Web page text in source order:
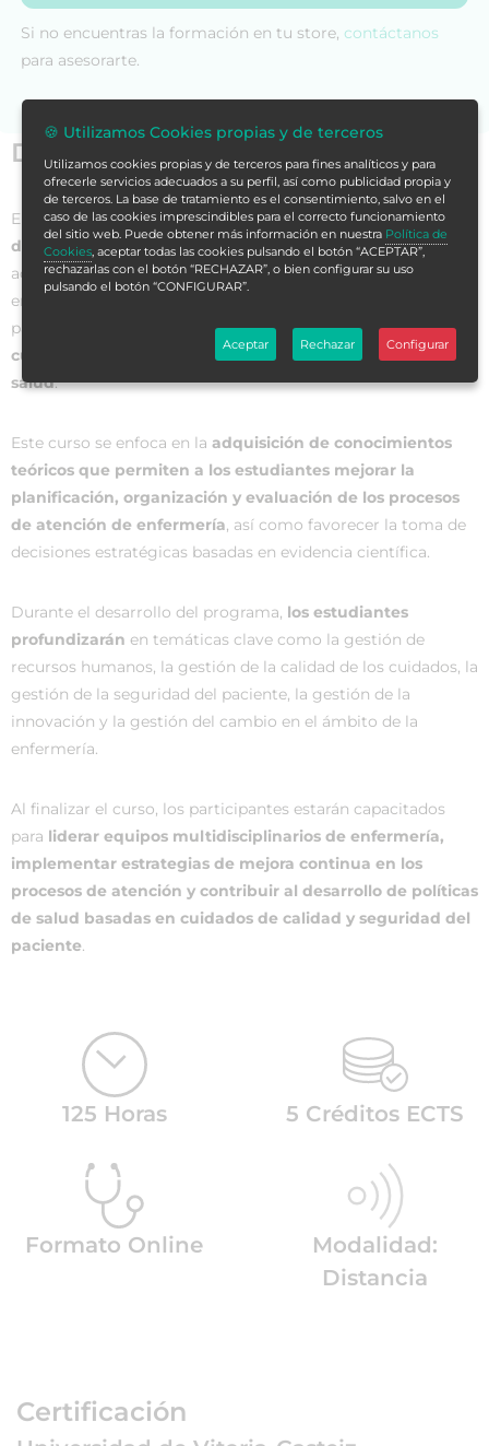
Datos generales
El
Curso Universitario en Gestión Estratégica de Cuidados
de Enfermeríaes una propuesta formativa de alto nivel
académico diseñada para dotar a los profesionales de
enfermería de las competencias y habilidades necesarias
para desempeñar un rol deliderazgo en la gestión de los
cuidados de enfermería en diferentes ámbitos de la
salud.
Este curso se enfoca en la adquisición de conocimientos
teóricos que permiten a los estudiantes mejorar la
planificación, organización y evaluación de los procesos
de atención de enfermería, así como favorecer la toma de
decisiones estratégicas basadas en evidencia científica.
Durante el desarrollo del programa, los estudiantes
profundizarán en temáticas clave como la gestión de
recursos humanos, la gestión de la calidad de los cuidados, la
gestión de la seguridad del paciente, la gestión de la
innovación y la gestión del cambio en el ámbito de la
enfermería.
Al finalizar el curso, los participantes estarán capacitados
para liderar equipos multidisciplinarios de enfermería,
implementar estrategias de mejora continua en los
procesos de atención y contribuir al desarrollo de políticas
de salud basadas en cuidados de calidad y seguridad del
paciente.
Si no encuentras la formación en tu store, contáctanos
para asesorarte.
125 Horas 5 Créditos ECTS
Formato Online
Modalidad:
Distancia
Certificación
🍪 Utilizamos Cookies propias y de terceros
Utilizamos cookies propias y de terceros para fines analíticos y para
ofrecerle servicios adecuados a su perfil, así como publicidad propia y
de terceros. La base de tratamiento es el consentimiento, salvo en el
caso de las cookies imprescindibles para el correcto funcionamiento
del sitio web. Puede obtener más información en nuestra Política de
Cookies, aceptar todas las cookies pulsando el botón “ACEPTAR”,
rechazarlas con el botón “RECHAZAR”, o bien configurar su uso
pulsando el botón “CONFIGURAR”.
Aceptar Rechazar Configurar